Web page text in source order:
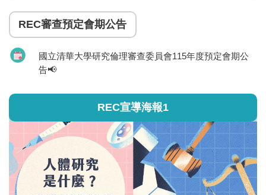
REC審查預定會期公告
國立清華大學研究倫理審查委員會115年度預定會期公
告📢
REC宣導海報1